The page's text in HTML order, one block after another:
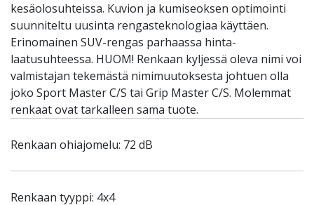
kesäolosuhteissa. Kuvion ja kumiseoksen optimointi
suunniteltu uusinta rengasteknologiaa käyttäen.
Erinomainen SUV-rengas parhaassa hinta-
laatusuhteessa. HUOM! Renkaan kyljessä oleva nimi voi
valmistajan tekemästä nimimuutoksesta johtuen olla
joko Sport Master C/S tai Grip Master C/S. Molemmat
renkaat ovat tarkalleen sama tuote.
Renkaan ohiajomelu: 72 dB
Renkaan tyyppi: 4x4